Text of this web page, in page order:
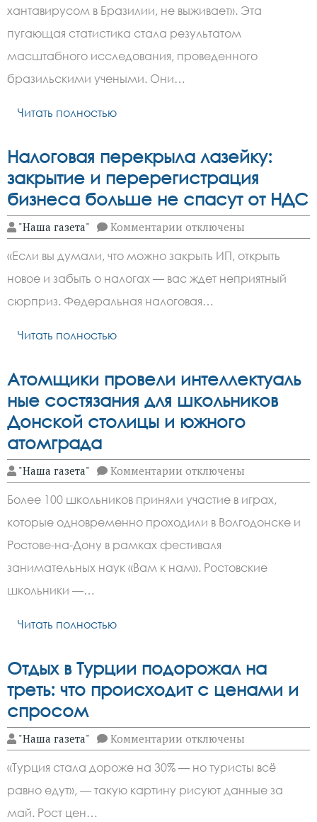
смертельно
опасен
для
подростков:
выводы
ученых
хантавирусом в Бразилии, не выживает». Эта
пугающая статистика стала результатом
масштабного исследования, проведенного
бразильскими учеными. Они…
Читать полностью
Налоговая перекрыла лазейку:
закрытие и перерегистрация
бизнеса больше не спасут от НДС
"Наша газета" Комментарии к
записи
Налоговая
перекрыла
лазейку:
закрытие
и
перерегистрация
НДС
отключены
«Если вы думали, что можно закрыть ИП, открыть
новое и забыть о налогах — вас ждет неприятный
сюрприз. Федеральная налоговая…
Читать полностью
Атомщики провели интеллектуаль
ные состязания для школьников
Донской столицы и южного
атомграда
"Наша газета" Комментарии к
записи
состязания
для
школьников
Донской
столицы
и
отключены
Более 100 школьников приняли участие в играх,
которые одновременно проходили в Волгодонске и
Ростове-на-Дону в рамках фестиваля
занимательных наук «Вам к нам». Ростовские
школьники —…
Читать полностью
Отдых в Турции подорожал на
треть: что происходит с ценами и
спросом
"Наша газета" Комментарии к
записи
в
Турции
подорожал
отключены
«Турция стала дороже на 30% — но туристы всё
равно едут», — такую картину рисуют данные за
май. Рост цен…